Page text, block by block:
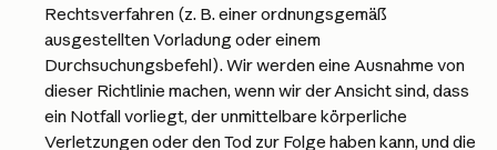
Rechtsverfahren (z. B. einer ordnungsgemäß
ausgestellten Vorladung oder einem
Durchsuchungsbefehl). Wir werden eine Ausnahme von
dieser Richtlinie machen, wenn wir der Ansicht sind, dass
ein Notfall vorliegt, der unmittelbare körperliche
Verletzungen oder den Tod zur Folge haben kann, und die